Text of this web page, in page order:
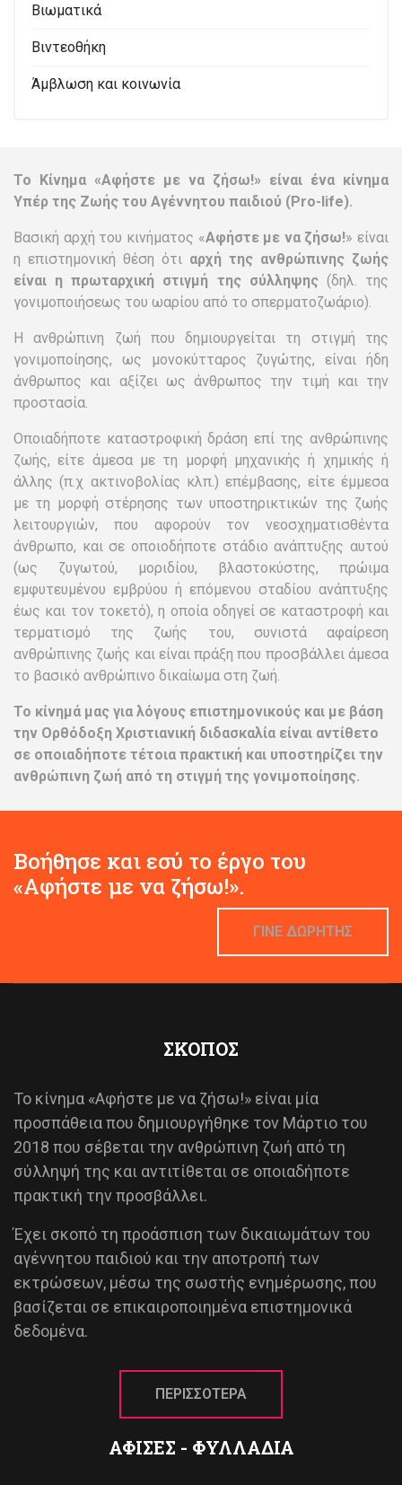
Βιωματικά
Βιντεοθήκη
Άμβλωση και κοινωνία
Το Κίνημα «Αφήστε με να ζήσω!» είναι ένα κίνημα
Υπέρ της Ζωής του Αγέννητου παιδιού (Pro-life).
Βασική αρχή του κινήματος «Αφήστε με να ζήσω!» είναι
η επιστημονική θέση ότι αρχή της ανθρώπινης ζωής
είναι η πρωταρχική στιγμή της σύλληψης(δηλ. της
γονιμοποιήσεως του ωαρίου από το σπερματοζωάριο).
Η ανθρώπινη ζωή που δημιουργείται τη στιγμή της
γονιμοποίησης, ως μονοκύτταρος ζυγώτης, είναι ήδη
άνθρωπος και αξίζει ως άνθρωπος την τιμή και την
προστασία.
Οποιαδήποτε καταστροφική δράση επί της ανθρώπινης
ζωής, είτε άμεσα με τη μορφή μηχανικής ή χημικής ή
άλλης (π.χ ακτινοβολίας κλπ.) επέμβασης, είτε έμμεσα
με τη μορφή στέρησης των υποστηρικτικών της ζωής
λειτουργιών, που αφορούν τον νεοσχηματισθέντα
άνθρωπο, και σε οποιοδήποτε στάδιο ανάπτυξης αυτού
(ως ζυγωτού, μοριδίου, βλαστοκύστης, πρώιμα
εμφυτευμένου εμβρύου ή επόμενου σταδίου ανάπτυξης
έως και τον τοκετό), η οποία οδηγεί σε καταστροφή και
τερματισμό της ζωής του, συνιστά αφαίρεση
ανθρώπινης ζωής και είναι πράξη που προσβάλλει άμεσα
το βασικό ανθρώπινο δικαίωμα στη ζωή.
Το κίνημά μας για λόγους επιστημονικούς και με βάση
την Ορθόδοξη Χριστιανική διδασκαλία είναι αντίθετο
σε οποιαδήποτε τέτοια πρακτική και υποστηρίζει την
ανθρώπινη ζωή από τη στιγμή της γονιμοποίησης.
Βοήθησε και εσύ το έργο του
«Αφήστε με να ζήσω!».
ΓΙΝΕ ΔΩΡΗΤΗΣ
ΣΚΟΠΟΣ
Το κίνημα «Αφήστε με να ζήσω!» είναι μία
προσπάθεια που δημιουργήθηκε τον Μάρτιο του
2018 που σέβεται την ανθρώπινη ζωή από τη
σύλληψή της και αντιτίθεται σε οποιαδήποτε
πρακτική την προσβάλλει.
Έχει σκοπό τη προάσπιση των δικαιωμάτων του
αγέννητου παιδιού και την αποτροπή των
εκτρώσεων, μέσω της σωστής ενημέρωσης, που
βασίζεται σε επικαιροποιημένα επιστημονικά
δεδομένα.
ΠΕΡΙΣΣΟΤΕΡΑ
ΑΦΙΣΕΣ - ΦΥΛΛΑΔΙΑ